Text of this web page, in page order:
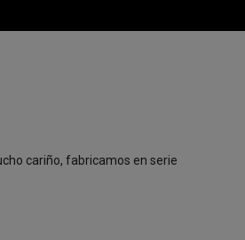
cariño, fabricamos en serie